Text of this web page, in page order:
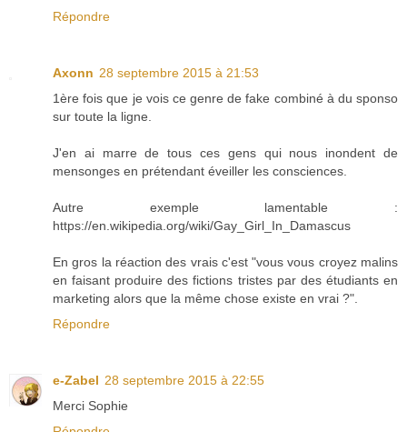
Répondre
Axonn 28 septembre 2015 à 21:53
1ère fois que je vois ce genre de fake combiné à du sponso
sur toute la ligne.
J'en ai marre de tous ces gens qui nous inondent de
mensonges en prétendant éveiller les consciences.
Autre exemple lamentable :
https://en.wikipedia.org/wiki/Gay_Girl_In_Damascus
En gros la réaction des vrais c'est "vous vous croyez malins
en faisant produire des fictions tristes par des étudiants en
marketing alors que la même chose existe en vrai ?".
Répondre
e-Zabel 28 septembre 2015 à 22:55
Merci Sophie